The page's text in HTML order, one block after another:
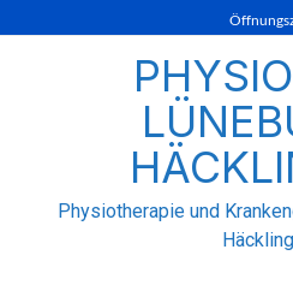
Physiotherapie und